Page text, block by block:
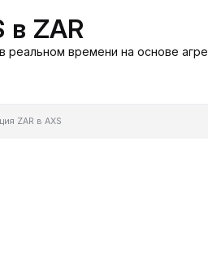
ZAR
времени на основе
ZAR в AXS